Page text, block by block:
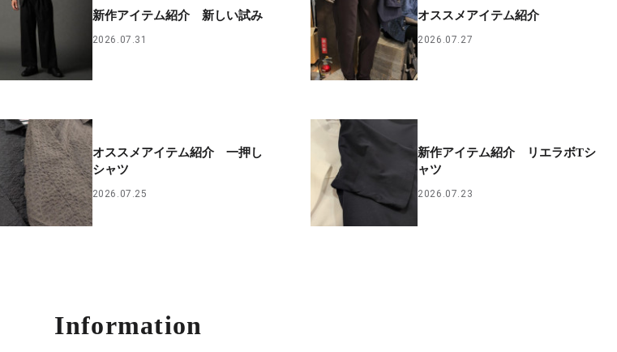
新作アイテム紹介 新しい試み
2026.07.31
オススメアイテム紹介
2026.07.27
オススメアイテム紹介 一押し
シャツ
2026.07.25
新作アイテム紹介 リエラボTシ
ャツ
2026.07.23
Information